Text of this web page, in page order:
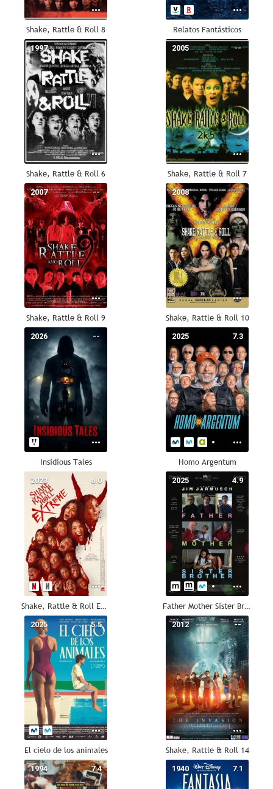
Shake, Rattle & Roll 8 Relatos Fantásticos
--
1997
Shake, Rattle & Roll 6
--
2005
Shake, Rattle & Roll 7
--
2007
Shake, Rattle & Roll 9
--
2008
Shake, Rattle & Roll 10
--
2026
Insidious Tales
7.3
2025
Homo Argentum
6.0
2023
Shake, Rattle & Roll Extreme
4.9
2025
Father Mother Sister Brother
5.5
2025
El cielo de los animales
--
2012
Shake, Rattle & Roll 14
7.4
1994 7.1
1940